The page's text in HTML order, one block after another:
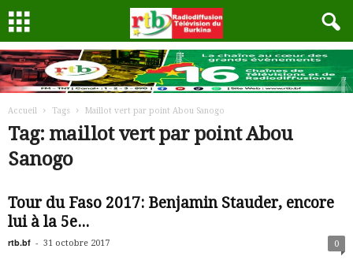
Accueil Tags Maillot vert par point Abou Sanogo
Tag: maillot vert par point Abou
Sanogo
Tour du Faso 2017: Benjamin Stauder, encore
lui à la 5e...
rtb.bf - 31 octobre 2017 0